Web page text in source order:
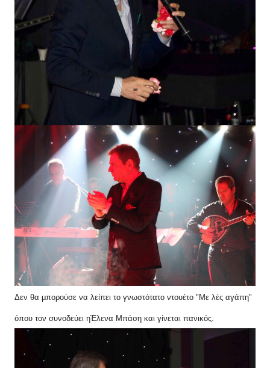
Δεν θα μπορούσε να λείπει το γνωστότατο ντουέτο "Με λές αγάπη"
όπου τον συνοδεύει ηΈλενα Μπάση και γίνεται πανικός.